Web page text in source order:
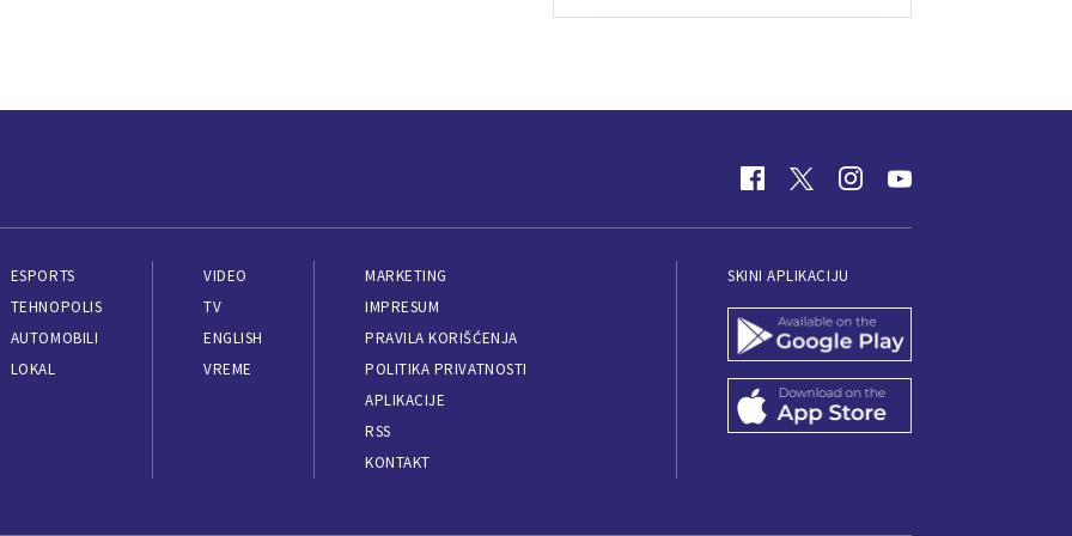
ESPORTS
TEHNOPOLIS
AUTOMOBILI
LOKAL
VIDEO
TV
ENGLISH
VREME
MARKETING
IMPRESUM
PRAVILA KORIŠĆENJA
POLITIKA PRIVATNOSTI
APLIKACIJE
RSS
KONTAKT
SKINI APLIKACIJU